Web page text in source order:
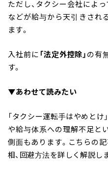
ただし、タクシー会社によ
などが給与から天引きされ
ます。
入社前に 「法定外控除」 の有
す。
▼あわせて読みたい
「タクシー運転手はやめとけ
や給与体系への理解不足と
側面もあります。こちらの
相、回避方法を詳しく解説し